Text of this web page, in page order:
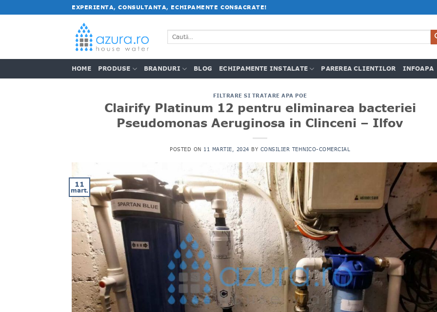
la
EXPERIENTA, CONSULTANTA, ECHIPAMENTE CONSACRATE!
Caută
după:
HOME PRODUSE BRANDURI BLOG ECHIPAMENTE INSTALATE PAREREA CLIENTILOR INFOAPA
FILTRARE SI TRATARE APA POE
Clairify Platinum 12 pentru eliminarea bacteriei
Pseudomonas Aeruginosa in Clinceni – Ilfov
POSTED ON 11 MARTIE, 2024 BY CONSILIER TEHNICO-COMERCIAL
11
mart.